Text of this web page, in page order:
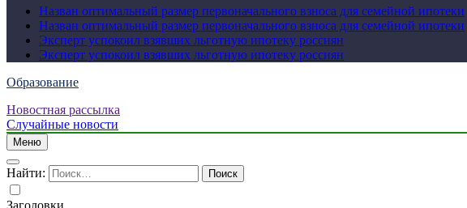
Назван оптимальный размер первоначального взноса для семейной ипотеки
Назван оптимальный размер первоначального взноса для семейной ипотеки
Эксперт успокоил взявших льготную ипотеку россиян
Эксперт успокоил взявших льготную ипотеку россиян
Образование
Новостная рассылка
Случайные новости
Меню
Найти:
Заголовки